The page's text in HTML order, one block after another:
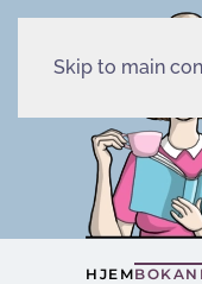
Skip to main
HJEM